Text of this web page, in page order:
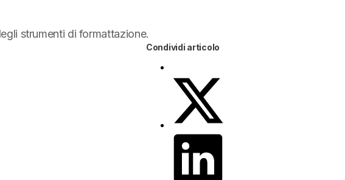
strumenti di formattazione.
Condividi articolo